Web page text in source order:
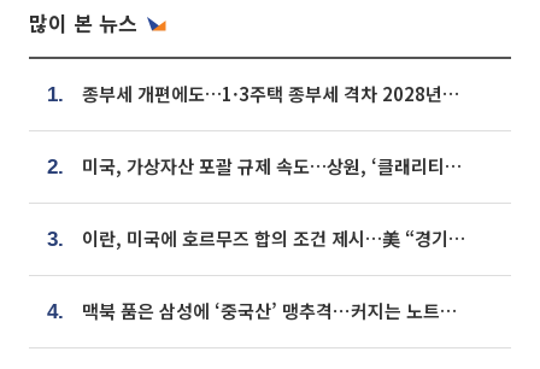
많이 본 뉴스
1. 종부세 개편에도…1·3주택 종부세 격차 2028년부터 확대
2. 미국, 가상자산 포괄 규제 속도…상원, ‘클래리티법’ 9월 절차투표 추진
3. 이란, 미국에 호르무즈 합의 조건 제시…美 “경기 아직 안 끝나” [종합]
4. 맥북 품은 삼성에 ‘중국산’ 맹추격⋯커지는 노트북 OLED 시장